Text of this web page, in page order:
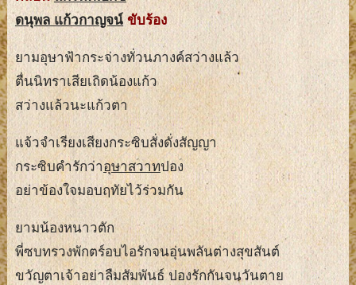
ดนุพล แก้วกาญจน์ขับร้อง
ยามอุษาฟ้ากระจ่างทั่วนภางค์สว่างแล้ว
ตื่นนิทราเสียเถิดน้องแก้ว
สว่างแล้วนะแก้วตา
แจ้วจำเรียงเสียงกระซิบสั่งดั่งสัญญา
กระซิบคำรักว่าอุษาสวาทปอง
อย่าข้องใจมอบฤทัยไว้ร่วมกัน
ยามน้องหนาวตัก
พี่ซบทรวงพักตร์อบไอรักจนอุ่นพลันต่างสุขสันต์
ขวัญตาเจ้าอย่าลืมสัมพันธ์ ปองรักกันจนวันตาย